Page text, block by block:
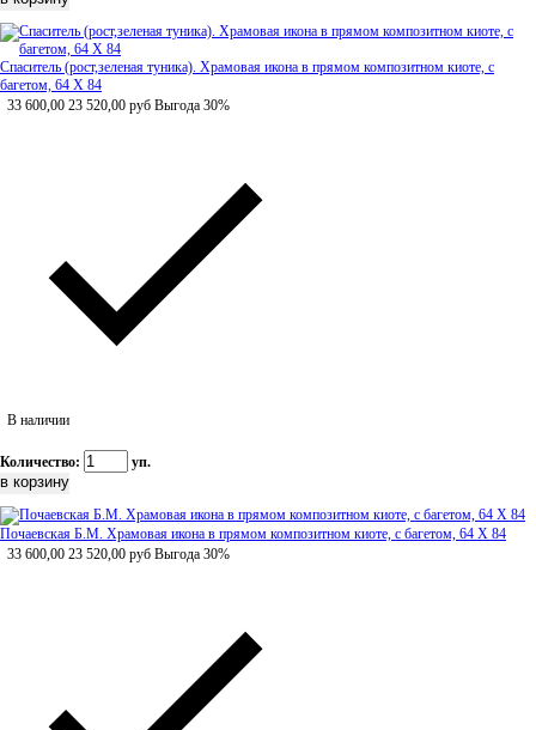
Спаситель (рост,зеленая туника). Храмовая икона в прямом композитном киоте, с
багетом, 64 Х 84
33 600,00 23 520,00 руб Выгода 30%
В наличии
Количество: уп.
Почаевская Б.М. Храмовая икона в прямом композитном киоте, с багетом, 64 Х 84
33 600,00 23 520,00 руб Выгода 30%